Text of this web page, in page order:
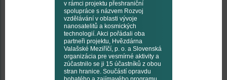
v rámci projektu přeshraniční
spolupráce s názvem Rozvoj
vzdělávání v oblasti vývoje
nanosatelitů a kosmických
technologií. Akci pořádali oba
partneři projektu, Hvězdárna
Valašské Meziříčí, p. o. a Slovenská
organizácia pre vesmírné aktivity a
zúčastnilo se ji 15 účastníků z obou
stran hranice. Součástí opravdu